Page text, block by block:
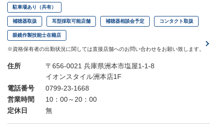
駐車場あり（共有）
補聴器取扱 耳型採取可能店舗 補聴器相談会予定 コンタクト取扱
眼鏡作製技能士在籍店
※資格保有者の出勤状況に関しては直接店舗へのお問い合わせをお願い致します。
住所
〒656-0021 兵庫県洲本市塩屋1-1-8
イオンスタイル洲本店1F
電話番号
0799-23-1668
営業時間
10：00～20：00
定休日
無